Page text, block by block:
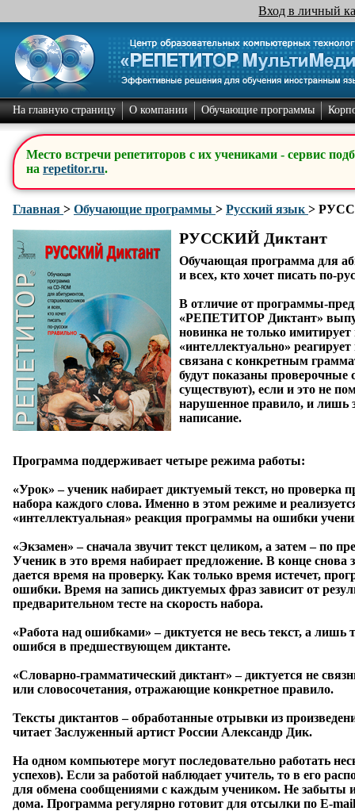
Вход в личный
На главную страницу О компании Обучающие программы
Место встречи репетиторов с их учениками - сервис
на repetitor.ru.
Главная > Обучающие программы > Русский язык >
РУССКИЙ Диктант
Обучающая программа для
и всех, кто хочет писать по-
В отличие от программы-
«РЕПЕТИТОР Диктант»
новинка не только
«интеллектуально»
связана с конкретным
будут показаны проверочные
существуют), если и это не
нарушенное правило, и лишь
написание.
Программа поддерживает четыре режима работы:
«Урок» – ученик набирает диктуемый текст, но проверка
набора каждого слова. Именно в этом режиме и
«интеллектуальная» реакция программы на ошибки
«Экзамен» – сначала звучит текст целиком, а затем – по
Ученик в это время набирает предложение. В конце снова
дается время на проверку. Как только время истечет,
ошибки. Время на запись диктуемых фраз зависит от
предварительном тесте на скорость набора.
«Работа над ошибками» – диктуется не весь текст, а
ошибся в предшествующем диктанте.
«Словарно-грамматический диктант» – диктуется не
или словосочетания, отражающие конкретное правило.
Тексты диктантов – обработанные отрывки из
читает Заслуженный артист России Александр Дик.
На одном компьютере могут последовательно работать
успехов). Если за работой наблюдает учитель, то в его
для обмена сообщениями с каждым учеником. Не забыты и
дома. Программа регулярно готовит для отсылки по E-